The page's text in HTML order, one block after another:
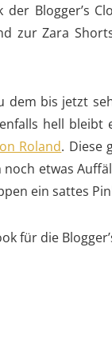
Blogger’s
zur Zara
dem bis jetzt
hell
Roland. Diese
etwas
ein sattes
für die